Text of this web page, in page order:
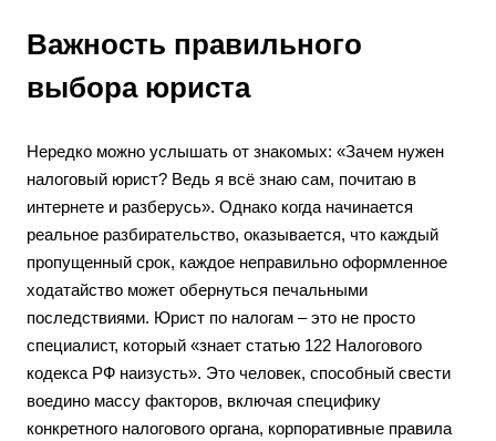
Важность правильного
выбора юриста
Нередко можно услышать от знакомых: «Зачем нужен
налоговый юрист? Ведь я всё знаю сам, почитаю в
интернете и разберусь». Однако когда начинается
реальное разбирательство, оказывается, что каждый
пропущенный срок, каждое неправильно оформленное
ходатайство может обернуться печальными
последствиями. Юрист по налогам – это не просто
специалист, который «знает статью 122 Налогового
кодекса РФ наизусть». Это человек, способный свести
воедино массу факторов, включая специфику
конкретного налогового органа, корпоративные правила